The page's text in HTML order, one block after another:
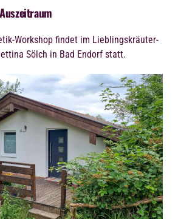
Workshop findet im Lieblingskräuter-
Sölch in Bad Endorf statt.